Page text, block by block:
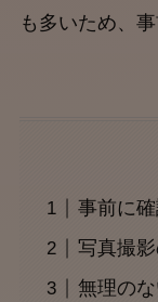
も多いため、
事前に
写真撮
無理の